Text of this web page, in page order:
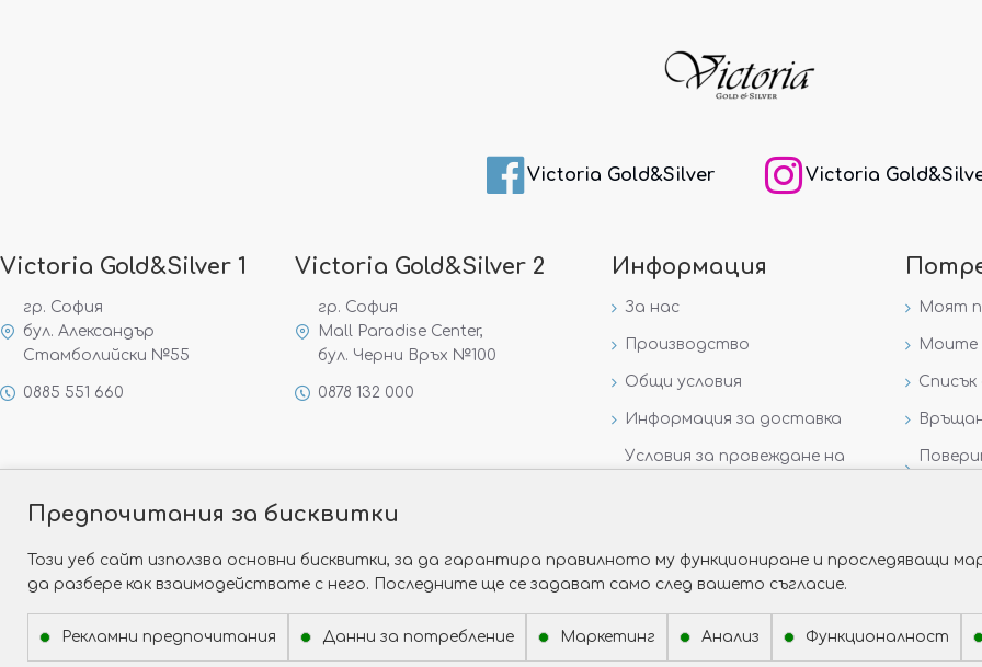
Victoria Gold&Silver Victoria
Victoria Gold&Silver 1
гр. София
бул. Александър
Стамболийски №55
0885 551 660
Victoria Gold&Silver 2
гр. София
Mall Paradise Center,
бул. Черни Връх №100
0878 132 000
Информация
За нас
Производство
Общи условия
Информация за доставка
Условия за провеждане на
Моят
Моите
Списък
Предпочитания за бисквитки
Този уеб сайт използва основни бисквитки, за да гарантира правилното му функциониране и проследяващи
да разбере как взаимодействате с него. Последните ще се задават само след вашето съгласие.
Рекламни предпочитания Данни за потребление Маркетинг Анализ Функционалност